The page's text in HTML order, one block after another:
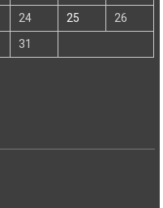
24 25
26
31